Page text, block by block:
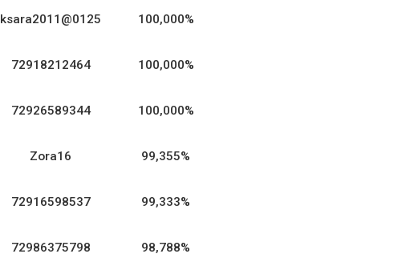
ksara2011@0125 100,000%
72918212464 100,000%
72926589344 100,000%
Zora16 99,355%
72916598537 99,333%
72986375798 98,788%